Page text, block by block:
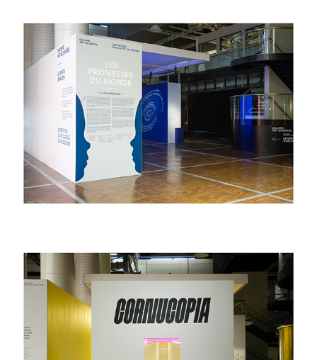
Le Gentil Garçon
2025
Fabien Léaustic